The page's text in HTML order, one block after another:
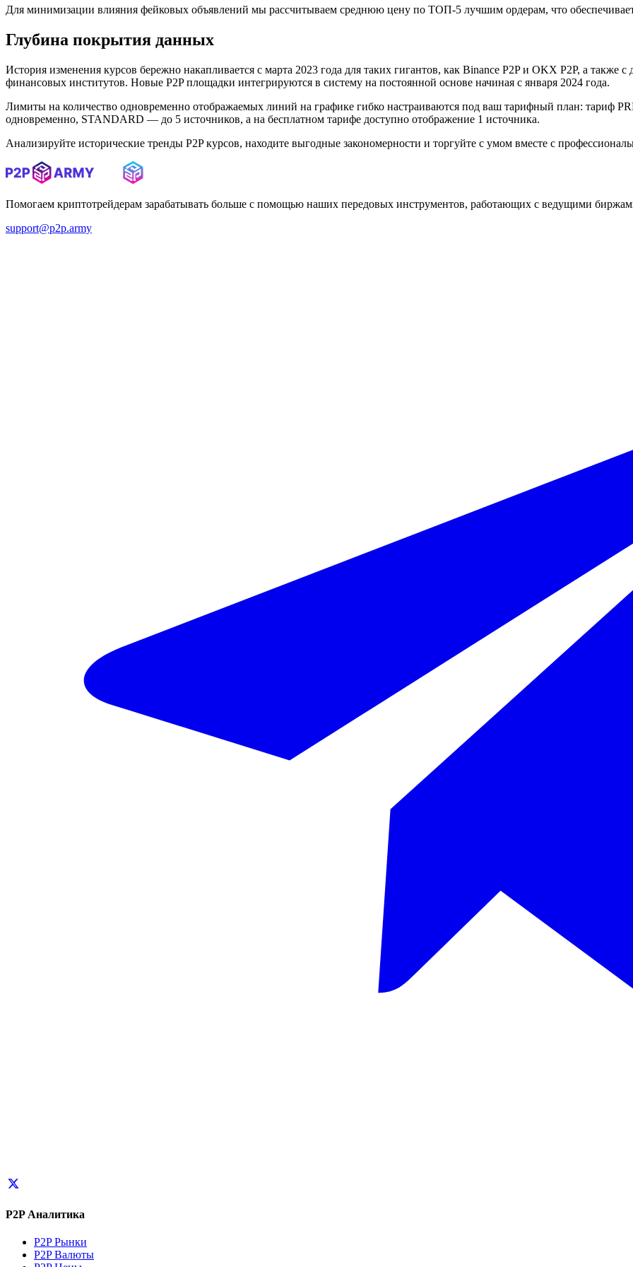
Для минимизации влияния фейковых объявлений мы рассчитываем среднюю цену по ТОП-5 лучшим ордерам, что
Глубина покрытия данных
История изменения курсов бережно накапливается с марта 2023 года для таких гигантов, как Binance P2P и OKX P2P, а также
финансовых институтов. Новые P2P площадки интегрируются в систему на постоянной основе начиная с января 2024 года.
Лимиты на количество одновременно отображаемых линий на графике гибко настраиваются под ваш тарифный план: тариф
одновременно, STANDARD — до 5 источников, а на бесплатном тарифе доступно отображение 1 источника.
Анализируйте исторические тренды P2P курсов, находите выгодные закономерности и торгуйте с умом вместе с
Помогаем криптотрейдерам зарабатывать больше с помощью наших передовых инструментов, работающих с ведущими
support@p2p.army
P2P Аналитика
P2P Рынки
P2P Валюты